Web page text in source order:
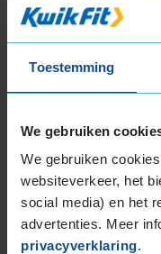
Toestemming
We gebruiken
We gebruiken
websiteverkeer, het
social media) en het
advertenties. Meer
privacyverklaring.
255/35R19 96Y
255/35R19 96Y
255/35R19 96Y
255/35R19 96Y
255/35R19 96Y
255/35R19 96Y
255/35R19 96Y
255/35R19 96Y